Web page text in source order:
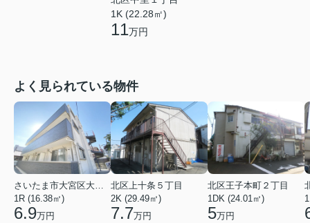
1K (22.28㎡)
11万円
よく見られている物件
1R (16.38㎡)
6.9万円
北区上十条５丁目
2K (29.49㎡)
7.7万円
北区王子本町２丁目
1DK (24.01㎡)
5万円